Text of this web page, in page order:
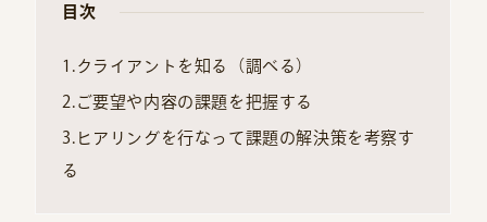
目次
1.クライアントを知る（調べる）
2.ご要望や内容の課題を把握する
3.ヒアリングを行なって課題の解決策を考察す
る